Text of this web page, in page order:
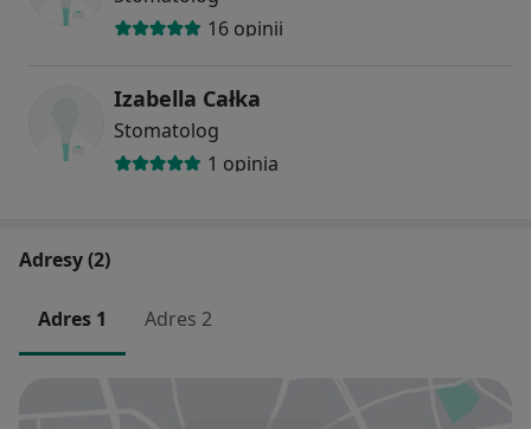
16 opinii
Izabella Całka
Stomatolog
1 opinia
Adresy (2)
Adres 1 Adres 2